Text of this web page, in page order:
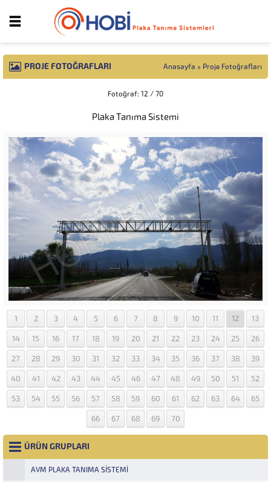
PROJE FOTOĞRAFLARI Anasayfa » Proje Fotoğrafları
Fotoğraf: 12 / 70
Plaka Tanıma Sistemi
1 2 3 4 5 6 7 8 9 10 11 12 13
14 15 16 17 18 19 20 21 22 23 24 25 26
27 28 29 30 31 32 33 34 35 36 37 38 39
40 41 42 43 44 45 46 47 48 49 50 51 52
53 54 55 56 57 58 59 60 61 62 63 64 65
66 67 68 69 70
ÜRÜN GRUPLARI
AVM PLAKA TANIMA SISTEMI